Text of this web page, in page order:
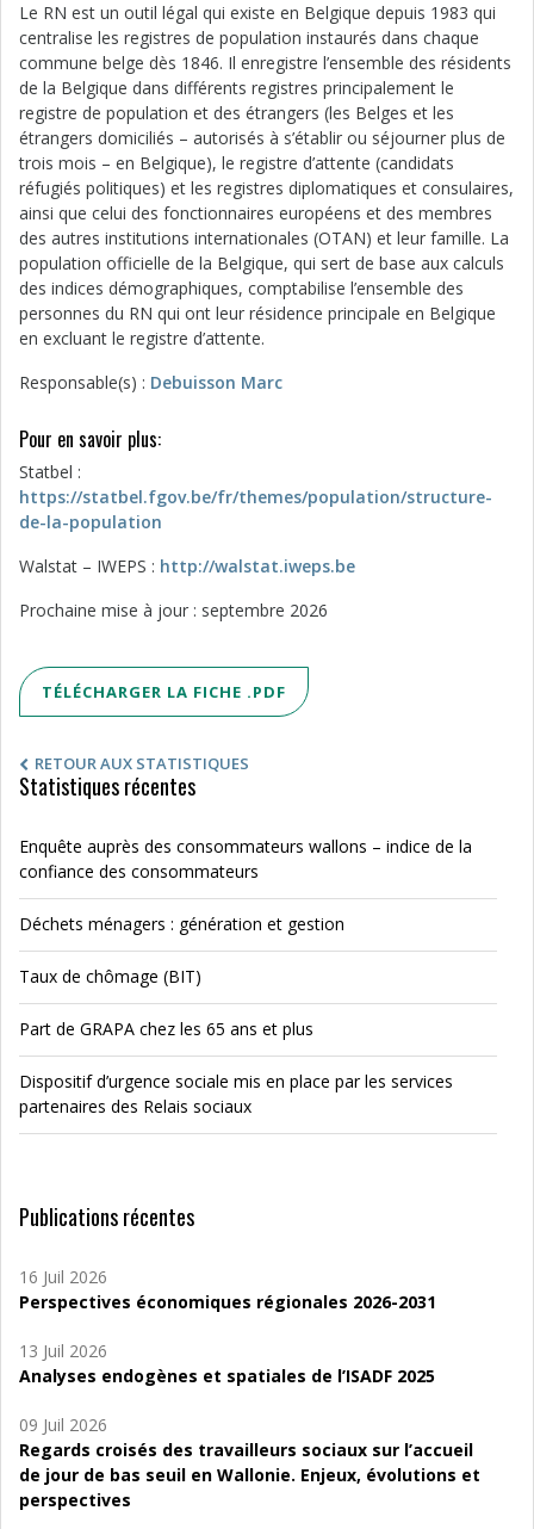
Le RN est un outil légal qui existe en Belgique depuis 1983 qui
centralise les registres de population instaurés dans chaque
commune belge dès 1846. Il enregistre l’ensemble des résidents
de la Belgique dans différents registres principalement le
registre de population et des étrangers (les Belges et les
étrangers domiciliés – autorisés à s’établir ou séjourner plus de
trois mois – en Belgique), le registre d’attente (candidats
réfugiés politiques) et les registres diplomatiques et consulaires,
ainsi que celui des fonctionnaires européens et des membres
des autres institutions internationales (OTAN) et leur famille. La
population officielle de la Belgique, qui sert de base aux calculs
des indices démographiques, comptabilise l’ensemble des
personnes du RN qui ont leur résidence principale en Belgique
en excluant le registre d’attente.
Responsable(s) : Debuisson Marc
Pour en savoir plus:
Statbel :
https://statbel.fgov.be/fr/themes/population/structure-
de-la-population
Walstat – IWEPS : http://walstat.iweps.be
Prochaine mise à jour : septembre 2026
TÉLÉCHARGER LA FICHE .PDF
RETOUR AUX STATISTIQUES
Statistiques récentes
Enquête auprès des consommateurs wallons – indice de la
confiance des consommateurs
Déchets ménagers : génération et gestion
Taux de chômage (BIT)
Part de GRAPA chez les 65 ans et plus
Dispositif d’urgence sociale mis en place par les services
partenaires des Relais sociaux
Publications récentes
16 Juil 2026
Perspectives économiques régionales 2026-2031
13 Juil 2026
Analyses endogènes et spatiales de l’ISADF 2025
09 Juil 2026
Regards croisés des travailleurs sociaux sur l’accueil
de jour de bas seuil en Wallonie. Enjeux, évolutions et
perspectives